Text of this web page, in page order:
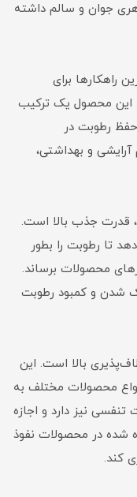
جوان و سالم داشته
راهکارها برای
این محصول یک ترکیب
رطوبت در
آرایشی و بهداشتی،
قدرت جذب بالا است.
تا رطوبت را بطور
محصولات برساند.
شدن و کمبود رطوبت
بالا است. این
محصولات مختلف به
تنفسی نیز دارد و اجازه
شده در محصولات نفوذ
کند.